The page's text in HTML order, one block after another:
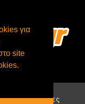
για
site
Υπηρεσίες